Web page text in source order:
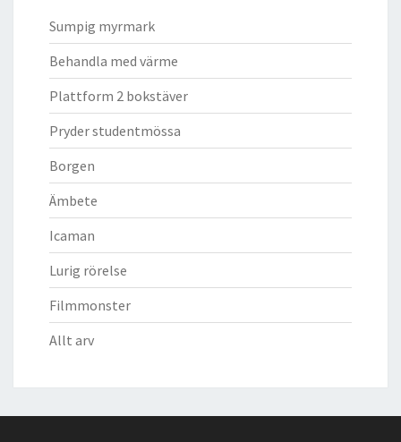
Sumpig myrmark
Behandla med värme
Plattform 2 bokstäver
Pryder studentmössa
Borgen
Ämbete
Icaman
Lurig rörelse
Filmmonster
Allt arv